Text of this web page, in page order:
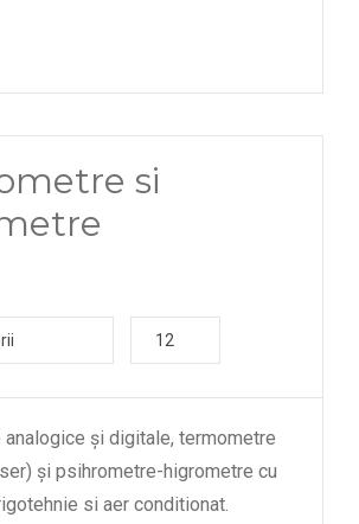
si
12
analogice și digitale, termometre
și psihrometre-higrometre cu
si aer conditionat.